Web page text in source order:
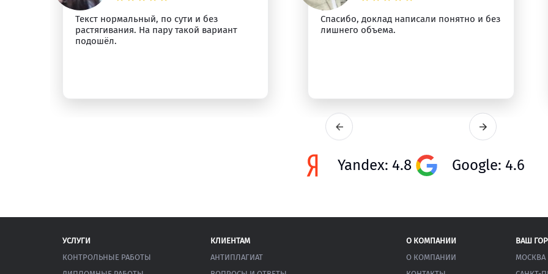
Текст нормальный, по сути и без
растягивания. На пару такой вариант
подошёл.
Спасибо, доклад написали понятно и без
лишнего объема.
Yandex: 4.8 Google: 4.6
УСЛУГИ
КОНТРОЛЬНЫЕ РАБОТЫ
КЛИЕНТАМ
АНТИПЛАГИАТ
О КОМПАНИИ
О КОМПАНИИ
ВАШ
МОСКВА